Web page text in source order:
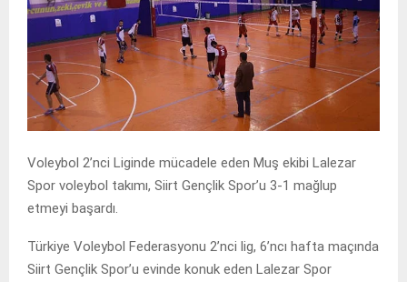
Voleybol 2’nci Liginde mücadele eden Muş ekibi Lalezar
Spor voleybol takımı, Siirt Gençlik Spor’u 3-1 mağlup
etmeyi başardı.
Türkiye Voleybol Federasyonu 2’nci lig, 6’ncı hafta maçında
Siirt Gençlik Spor’u evinde konuk eden Lalezar Spor